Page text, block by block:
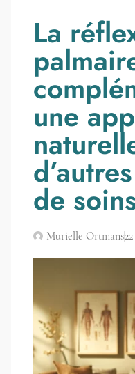
La
une
de
Murielle Ortmans